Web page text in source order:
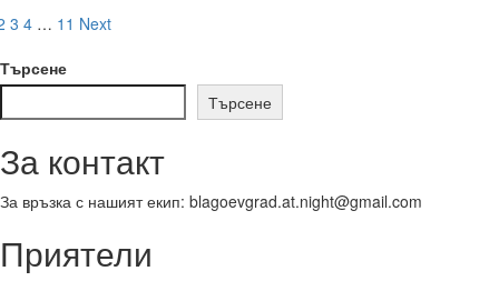
нея
чудо
възможност!
3 4 … 11 Next
Търсене
Търсене
За контакт
За връзка с нашият екип: blagoevgrad.at.night@gmail.com
Приятели